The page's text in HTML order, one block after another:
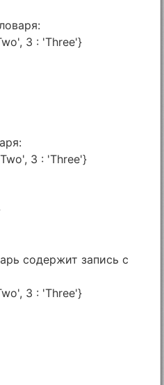
3 : 'Three'}
3 : 'Three'}
содержит запись с
3 : 'Three'}